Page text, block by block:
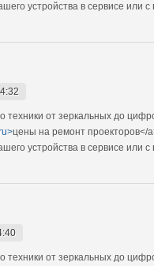
устройства в сервисе или
от зеркальных до
цены на ремонт проекторов</
устройства в сервисе или
от зеркальных до